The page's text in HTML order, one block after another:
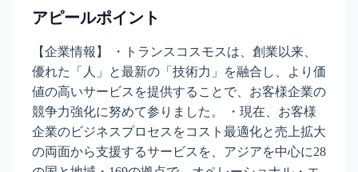
アピールポイント
【企業情報】 ・トランスコスモスは、創業以来、
優れた「人」と最新の「技術力」を融合し、より価
値の高いサービスを提供することで、お客様企業の
競争力強化に努めて参りました。 ・現在、お客様
企業のビジネスプロセスをコスト最適化と売上拡大
の両面から支援するサービスを、アジアを中心に28